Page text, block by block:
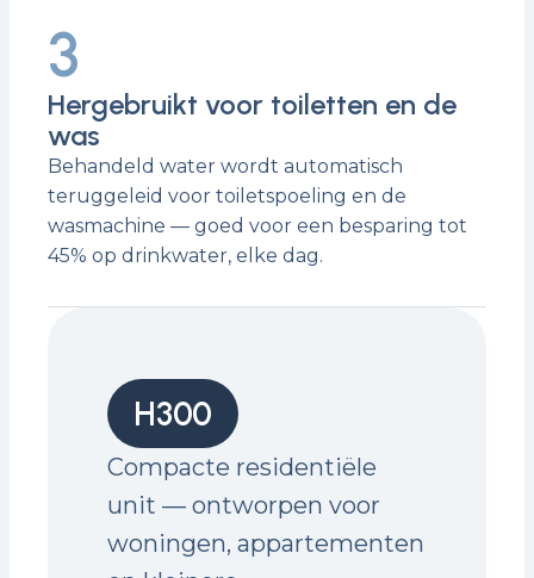
3
Hergebruikt voor toiletten en de
was
Behandeld water wordt automatisch
teruggeleid voor toiletspoeling en de
wasmachine — goed voor een besparing tot
45% op drinkwater, elke dag.
H300
Compacte residentiële
unit — ontworpen voor
woningen, appartementen